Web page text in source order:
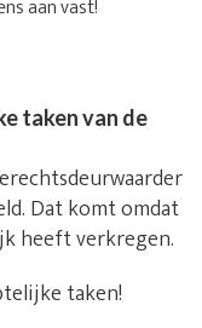
aan vast!
taken van de
Dat komt omdat
heeft verkregen.
taken!